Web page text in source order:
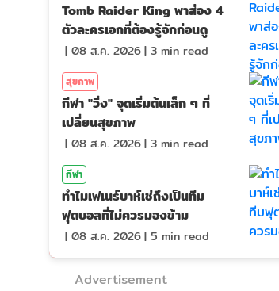
Tomb Raider King พาส่อง 4
ตัวละครเอกที่ต้องรู้จักก่อนดู
| 08 ส.ค. 2026| 3 min read
สุขภาพ
กีฬา "วิ่ง" จุดเริ่มต้นเล็ก ๆ ที่
เปลี่ยนสุขภาพ
| 08 ส.ค. 2026| 3 min read
กีฬา
ทำไมเฟเนร์บาห์เช่ถึงเป็นทีม
ฟุตบอลที่ไม่ควรมองข้าม
| 08 ส.ค. 2026| 5 min read
Advertisement